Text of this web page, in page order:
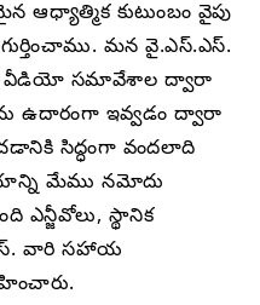
ఆధ్యాత్మిక కుటుంబం వైపు
మన వై.ఎస్.ఎస్.
వీడియో సమావేశాల ద్వారా
ఉదారంగా ఇవ్వడం ద్వారా
సిద్ధంగా వందలాది
మేము నమోదు
ఎన్జీవోలు, స్థానిక
వారి సహాయ